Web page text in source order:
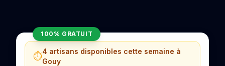
100% GRATUIT
⏱️4 artisans disponibles cette semaine à
Gouy